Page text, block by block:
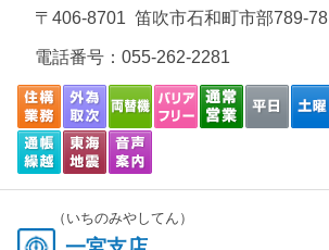
〒406-8701 笛吹市石和町市部789-78
電話番号： 055-262-2281
（いちのみやしてん）